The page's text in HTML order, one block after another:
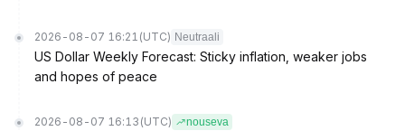
2026-08-07 16:21 (UTC) Neutraali
US Dollar Weekly Forecast: Sticky inflation, weaker jobs
and hopes of peace
2026-08-07 16:13 (UTC) nouseva